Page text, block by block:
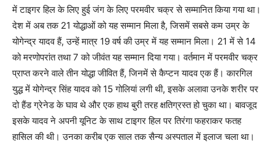
में टाइगर हिल के लिए हुई जंग के लिए परमवीर चक्र से सम्मानित किया गया था।
देश में अब तक 21 योद्धाओं को यह सम्मान मिला है, जिसमें सबसे कम उम्र के
योगेन्द्र यादव हैं, उन्हें मात्र 19 वर्ष की उम्र में यह सम्मान मिला। 21 में से 14
को मरणोपरांत तथा 7 को जीवंत यह सम्मान दिया गया। वर्तमान में परमवीर चक्र
प्राप्त करने वाले तीन योद्धा जीवित हैं, जिनमें से कैप्टन यादव एक हैं। कारगिल
युद्ध में योगेन्द्र सिंह यादव को 15 गोलियां लगी थी, इसके अलावा उनके शरीर पर
दो हैंड ग्रेनेड के घाव थे और एक हाथ बुरी तरह क्षतिग्रस्त हो चुका था। बावजूद
इसके यादव ने अपनी यूनिट के साथ टाइगर हिल पर तिरंगा फहराकर फतह
हासिल की थी। उनका करीब एक साल तक सैन्य अस्पताल में इलाज चला था।